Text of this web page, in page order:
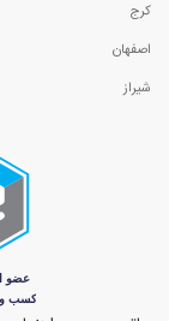
کرج
اصفهان
شیراز